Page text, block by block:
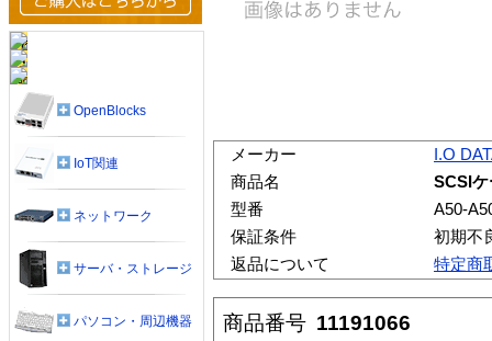
メーカー
I.O
商品名
SCSI
型番
A50-
保証条件
初期不
返品について
特定商
商品番号 11191066
OpenBlocks
IoT関連
ネットワーク
サーバ・ストレージ
パソコン・周辺機器